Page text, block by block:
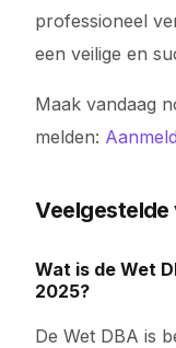
professioneel
een veilige en
Maak vandaag
melden:
Veelgestelde
Wat is de Wet
2025?
De Wet DBA is